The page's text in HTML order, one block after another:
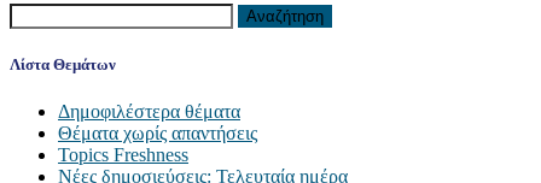
Αναζήτηση
για:
Λίστα Θεμάτων
Δημοφιλέστερα θέματα
Θέματα χωρίς απαντήσεις
Topics Freshness
Νέες δημοσιεύσεις: Τελευταία ημέρα